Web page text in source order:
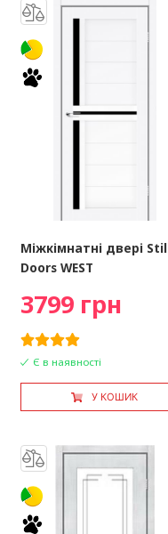
Міжкімнатні двері Stil
Doors WEST
3799 грн
Є в наявності
У КОШИК